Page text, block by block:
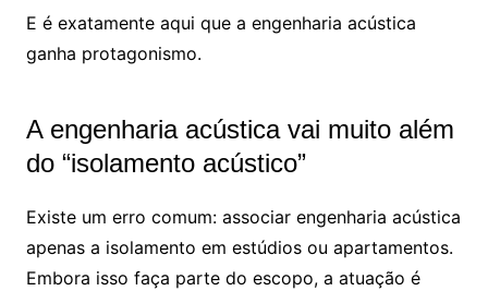
E é exatamente aqui que a engenharia acústica
ganha protagonismo.
A engenharia acústica vai muito além
do “isolamento acústico”
Existe um erro comum: associar engenharia acústica
apenas a isolamento em estúdios ou apartamentos.
Embora isso faça parte do escopo, a atuação é